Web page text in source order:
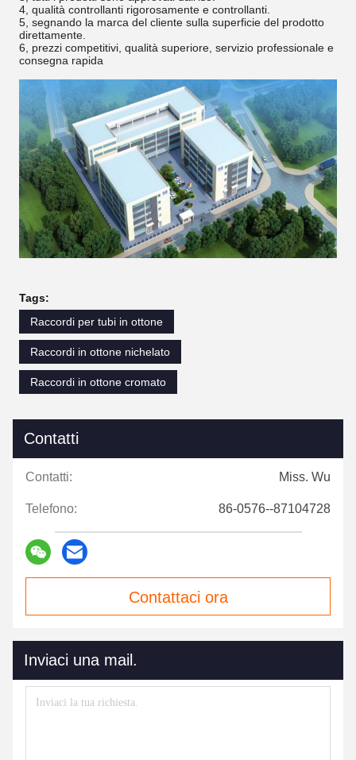
4, qualità controllanti rigorosamente e controllanti.
5, segnando la marca del cliente sulla superficie del prodotto
direttamente.
6, prezzi competitivi, qualità superiore, servizio professionale e
consegna rapida
Tags:
Raccordi per tubi in ottone
Raccordi in ottone nichelato
Raccordi in ottone cromato
Contatti
Contatti: Miss. Wu
Telefono: 86-0576--87104728
Contattaci ora
Inviaci una mail.